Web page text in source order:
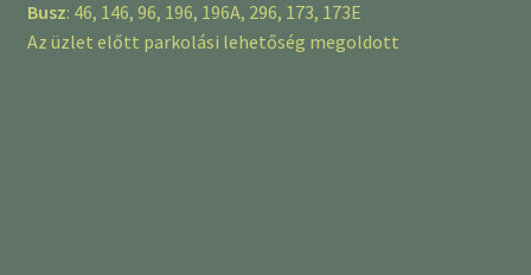
Busz: 46, 146, 96, 196, 196A, 296, 173, 173E
Az üzlet előtt parkolási lehetőség megoldott